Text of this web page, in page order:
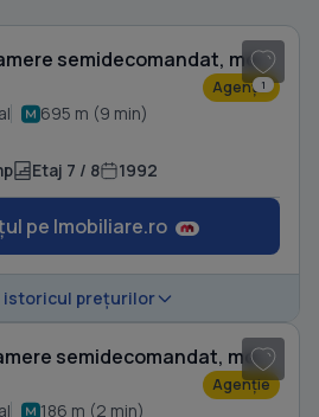
1
Apartament cu 2 camere semidecomandat, mobilat în Central
Agenție
695 m (9 min)
Etaj 7 / 8 1992
pe Imobiliare.ro
istoricul prețurilor
Apartament cu 3 camere semidecomandat, mobilat în Central
Agenție
186 m (2 min)